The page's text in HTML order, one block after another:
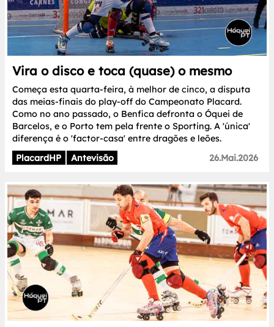
Vira o disco e toca (quase) o mesmo
Começa esta quarta-feira, à melhor de cinco, a disputa
das meias-finais do play-off do Campeonato Placard.
Como no ano passado, o Benfica defronta o Óquei de
Barcelos, e o Porto tem pela frente o Sporting. A 'única'
diferença é o 'factor-casa' entre dragões e leões.
PlacardHP
Antevisão 26.Mai.2026